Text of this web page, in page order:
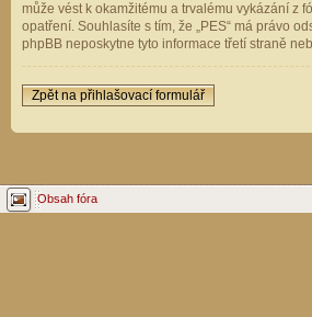
může vést k okamžitému a trvalému vykázání z
opatření. Souhlasíte s tím, že „PES“ má právo
phpBB neposkytne tyto informace třetí straně
Zpět na přihlašovací formulář
Obsah fóra